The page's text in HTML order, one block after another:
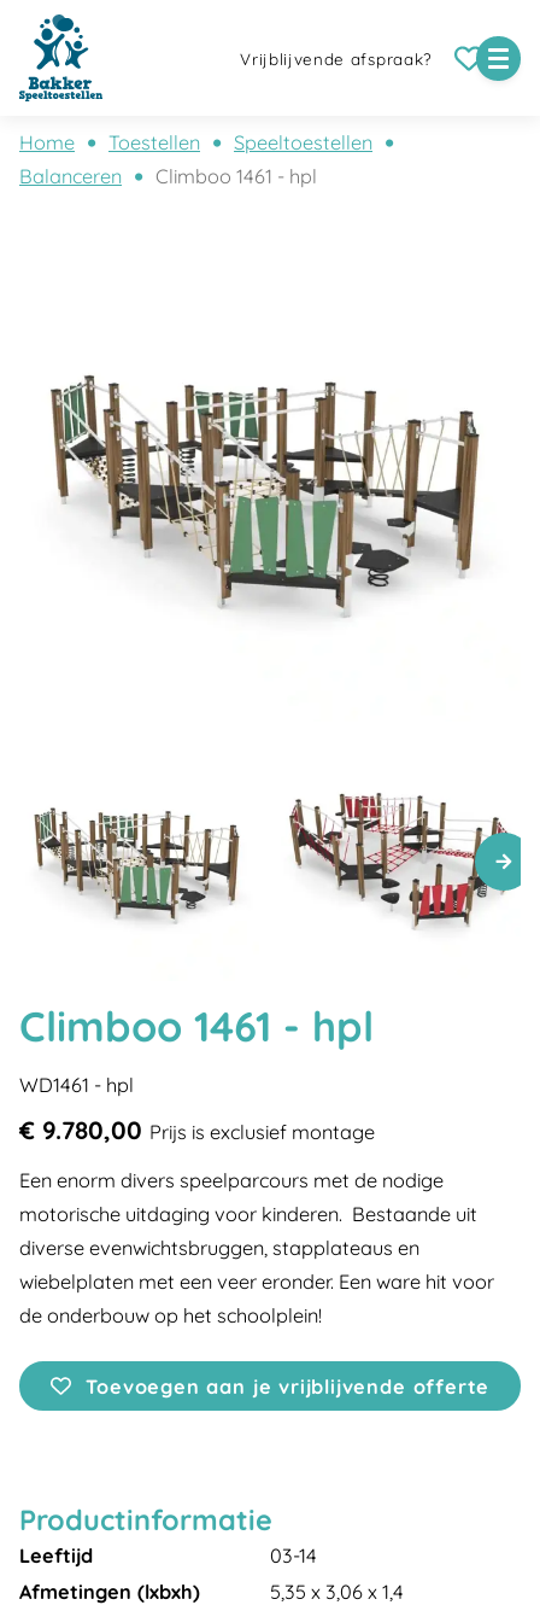
Vrijblijvende afspraak?
Home Toestellen
Speeltoestellen
Balanceren
Climboo 1461 - hpl
Climboo 1461 - hpl
WD1461 - hpl
€ 9.780,00 Prijs is exclusief montage
Een enorm divers speelparcours met de nodige
motorische uitdaging voor kinderen. Bestaande uit
diverse evenwichtsbruggen, stapplateaus en
wiebelplaten met een veer eronder. Een ware hit voor
de onderbouw op het schoolplein!
Toevoegen aan je vrijblijvende offerte
Productinformatie
Leeftijd
03-14
Afmetingen (lxbxh)
5,35 x 3,06 x 1,4